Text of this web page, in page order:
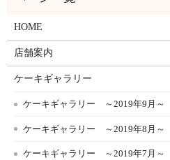
HOME
店舗案内
ケーキギャラリー
ケーキギャラリー ～2019年9月～
ケーキギャラリー ～2019年8月～
ケーキギャラリー ～2019年7月～